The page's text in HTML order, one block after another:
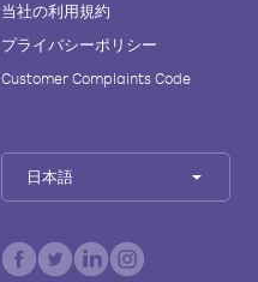
当社の利用規約
プライバシーポリシー
Customer Complaints Code
日本語